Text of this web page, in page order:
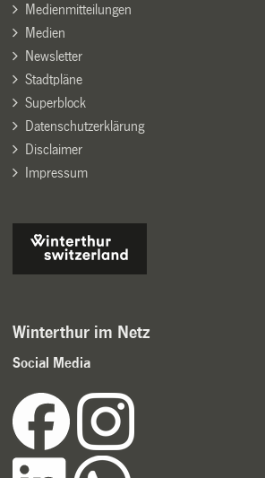
Medienmitteilungen
Medien
Newsletter
Stadtpläne
Superblock
Datenschutzerklärung
Disclaimer
Impressum
Winterthur im Netz
Social Media